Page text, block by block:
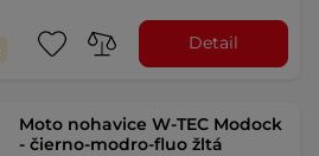
Detail
Moto nohavice W-TEC Modock
- čierno-modro-fluo žltá